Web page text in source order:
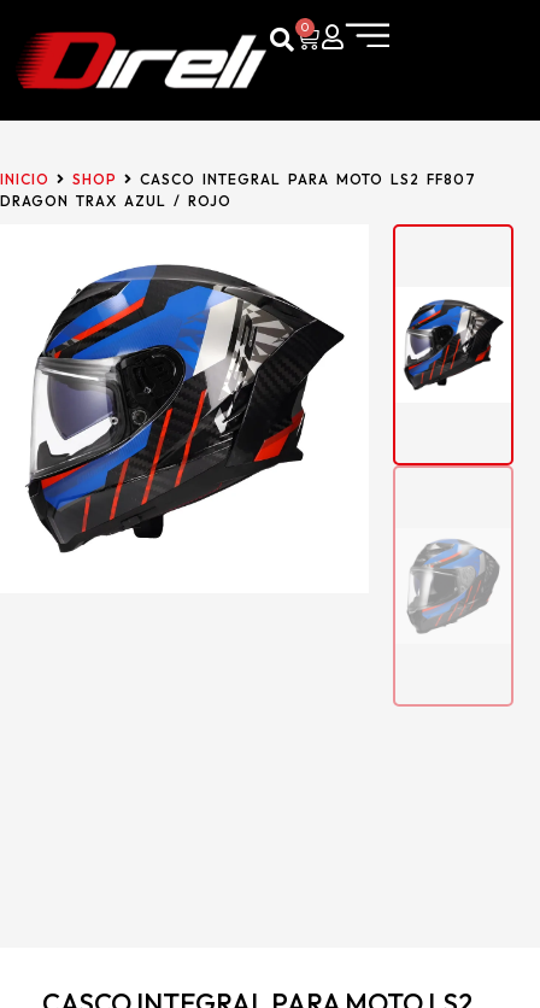
0
INICIO SHOP
CASCO INTEGRAL PARA MOTO LS2 FF807
DRAGON TRAX AZUL / ROJO